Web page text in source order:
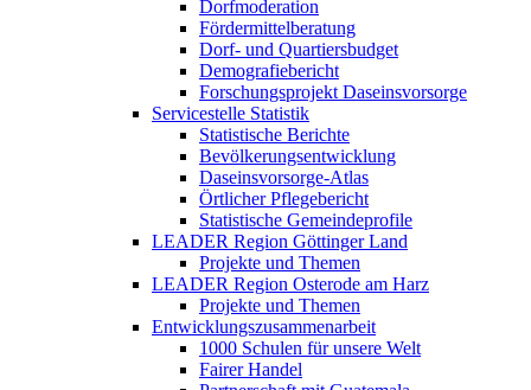
Dorfmoderation
Fördermittelberatung
Dorf- und Quartiersbudget
Demografiebericht
Forschungsprojekt Daseinsvorsorge
Servicestelle Statistik
Statistische Berichte
Bevölkerungsentwicklung
Daseinsvorsorge-Atlas
Örtlicher Pflegebericht
Statistische Gemeindeprofile
LEADER Region Göttinger Land
Projekte und Themen
LEADER Region Osterode am Harz
Projekte und Themen
Entwicklungszusammenarbeit
1000 Schulen für unsere Welt
Fairer Handel